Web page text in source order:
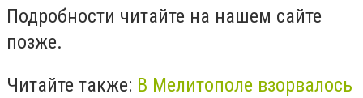
Подробности читайте на нашем сайте
позже.
Читайте также: В Мелитополе взорвалось